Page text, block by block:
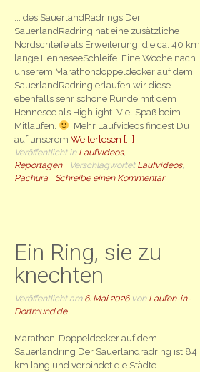
... des SauerlandRadrings Der
SauerlandRadring hat eine zusätzliche
Nordschleife als Erweiterung: die ca. 40 km
lange HenneseeSchleife. Eine Woche nach
unserem Marathondoppeldecker auf dem
SauerlandRadring erlaufen wir diese
ebenfalls sehr schöne Runde mit dem
Hennesee als Highlight. Viel Spaß beim
Mitlaufen.
Mehr Laufvideos findest Du
auf unseremWeiterlesen [...]
Veröffentlicht in Laufvideos,
Reportagen
Verschlagwortet Laufvideos,
Pachura
Schreibe einen Kommentar
Ein Ring, sie zu
knechten
Veröffentlicht am 6. Mai 2026von Laufen-in-
Dortmund.de
Marathon-Doppeldecker auf dem
Sauerlandring Der Sauerlandradring ist 84
km lang und verbindet die Städte